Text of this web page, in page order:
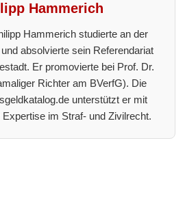
Hammerich
Hammerich studierte an der
absolvierte sein Referendariat
Er promovierte bei Prof. Dr.
Richter am BVerfG). Die
unterstützt er mit
im Straf- und Zivilrecht.